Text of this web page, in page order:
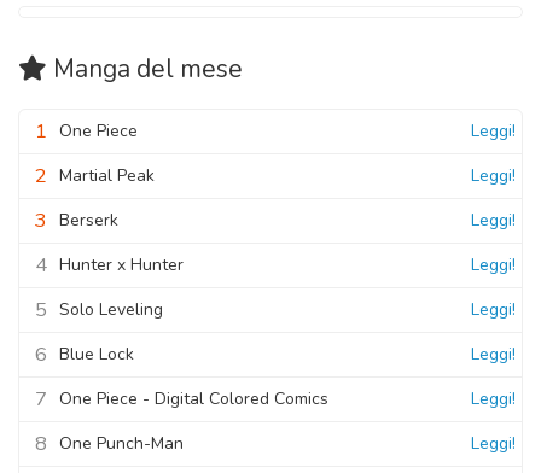
Manga del mese
1 One Piece Leggi!
2 Martial Peak Leggi!
3 Berserk Leggi!
4 Hunter x Hunter Leggi!
5 Solo Leveling Leggi!
6 Blue Lock Leggi!
7 One Piece - Digital Colored Comics Leggi!
8 One Punch-Man Leggi!